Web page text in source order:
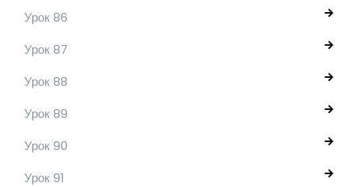
Урок 86
Урок 87
Урок 88
Урок 89
Урок 90
Урок 91